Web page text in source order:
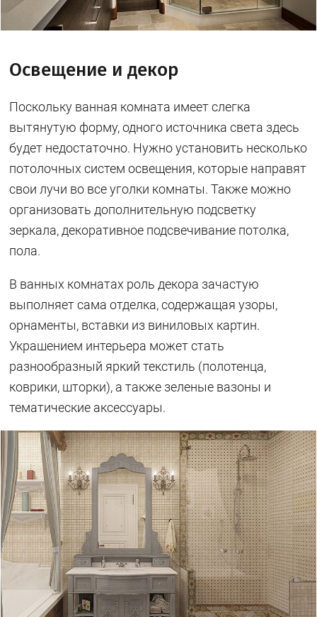
Освещение и декор
Поскольку ванная комната имеет слегка
вытянутую форму, одного источника света здесь
будет недостаточно. Нужно установить несколько
потолочных систем освещения, которые направят
свои лучи во все уголки комнаты. Также можно
организовать дополнительную подсветку
зеркала, декоративное подсвечивание потолка,
пола.
В ванных комнатах роль декора зачастую
выполняет сама отделка, содержащая узоры,
орнаменты, вставки из виниловых картин.
Украшением интерьера может стать
разнообразный яркий текстиль (полотенца,
коврики, шторки), а также зеленые вазоны и
тематические аксессуары.